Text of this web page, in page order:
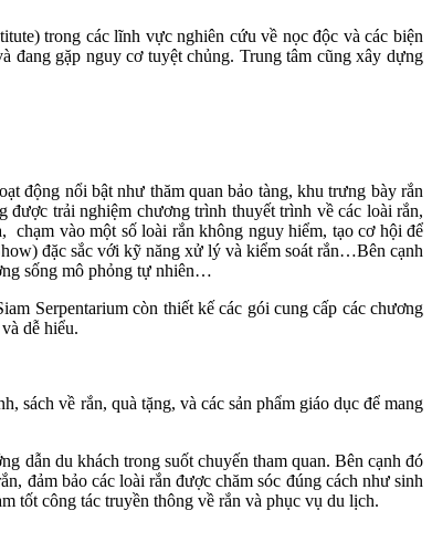
trong các lĩnh vực nghiên cứu về nọc độc và các biện
đang gặp nguy cơ tuyệt chủng. Trung tâm cũng xây dựng
động nổi bật như thăm quan bảo tàng, khu trưng bày rắn
được trải nghiệm chương trình thuyết trình về các loài rắn,
chạm vào một số loài rắn không nguy hiểm, tạo cơ hội để
đặc sắc với kỹ năng xử lý và kiểm soát rắn…Bên cạnh
sống mô phỏng tự nhiên…
Serpentarium còn thiết kế các gói cung cấp các chương
dễ hiểu.
sách về rắn, quà tặng, và các sản phẩm giáo dục để mang
dẫn du khách trong suốt chuyến tham quan. Bên cạnh đó
đảm bảo các loài rắn được chăm sóc đúng cách như sinh
tốt công tác truyền thông về rắn và phục vụ du lịch.